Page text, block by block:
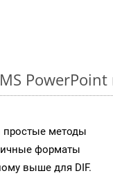
простые методы
форматы
выше для DIF.